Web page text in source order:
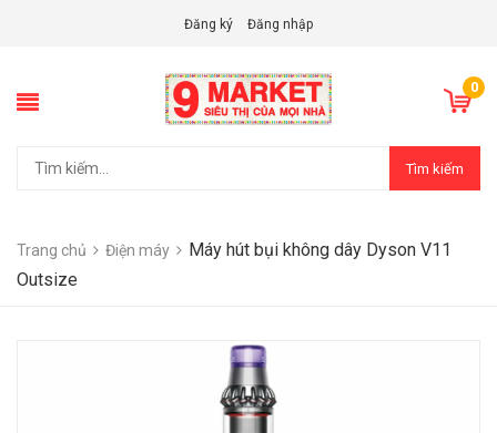
Đăng ký Đăng nhập
0
Tìm kiếm
Trang chủ Điện máy
Máy hút bụi không dây Dyson V11
Outsize